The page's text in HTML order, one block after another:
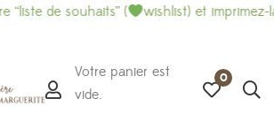
de souhaits” ( wishlist) et imprimez-là
Votre panier est
vide.
0